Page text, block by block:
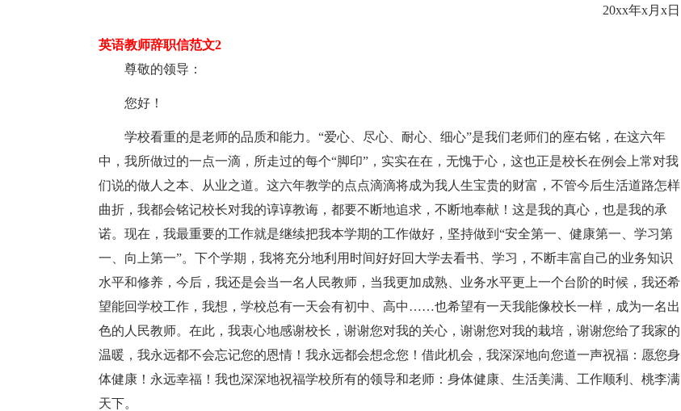
20xx年x月x日
英语教师辞职信范文2
尊敬的领导：
您好！
学校看重的是老师的品质和能力。“爱心、尽心、耐心、细心”是我们老师们的座右铭，在这六年
中，我所做过的一点一滴，所走过的每个“脚印”，实实在在，无愧于心，这也正是校长在例会上常对我
们说的做人之本、从业之道。这六年教学的点点滴滴将成为我人生宝贵的财富，不管今后生活道路怎样
曲折，我都会铭记校长对我的谆谆教诲，都要不断地追求，不断地奉献！这是我的真心，也是我的承
诺。现在，我最重要的工作就是继续把我本学期的工作做好，坚持做到“安全第一、健康第一、学习第
一、向上第一”。下个学期，我将充分地利用时间好好回大学去看书、学习，不断丰富自己的业务知识
水平和修养，今后，我还是会当一名人民教师，当我更加成熟、业务水平更上一个台阶的时候，我还希
望能回学校工作，我想，学校总有一天会有初中、高中……也希望有一天我能像校长一样，成为一名出
色的人民教师。在此，我衷心地感谢校长，谢谢您对我的关心，谢谢您对我的栽培，谢谢您给了我家的
温暖，我永远都不会忘记您的恩情！我永远都会想念您！借此机会，我深深地向您道一声祝福：愿您身
体健康！永远幸福！我也深深地祝福学校所有的领导和老师：身体健康、生活美满、工作顺利、桃李满
天下。